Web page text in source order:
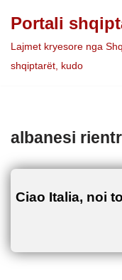
Skip
to
Portali
Lajmet kryesore nga
shqiptarët, kudo
albanesi
Ciao Italia, noi